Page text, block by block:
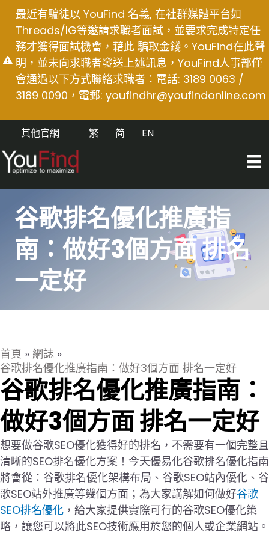
content
最近有騙徒以 YouFind 名義, 在社群媒體平台如
Threads/IG等邀請求職者面試，並要求完成特定任
務才獲得面試機會，藉此 騙取金錢。YouFind在此聲
明，並未向求職者發送上述訊息，YouFind人事部僅
會通過以下方式聯絡求職者：電話: 3189 0063 /
3189 0090，電郵: youfindhr@youfindonline.com
其他官網 EN
简
繁
谷歌排名優化推廣指
南：做好3個方面 排名
一定好
首頁 » 網誌 »
谷歌排名優化推廣指南：做好3個方面 排名一定好
谷歌排名優化推廣指南：
做好3個方面 排名一定好
想要做谷歌SEO優化獲得好的排名，不需要有一個完整且
清晰的SEO排名優化方案！今天優易化谷歌排名優化指南
將會從：谷歌排名優化架構布局、谷歌SEO站內優化、谷
歌SEO站外推廣等幾個方面；為大家講解如何做好谷歌
SEO排名優化 ，給大家提供實際可行的谷歌SEO優化策
略，讓您可以將此SEO技術應用於您的個人或企業網站。